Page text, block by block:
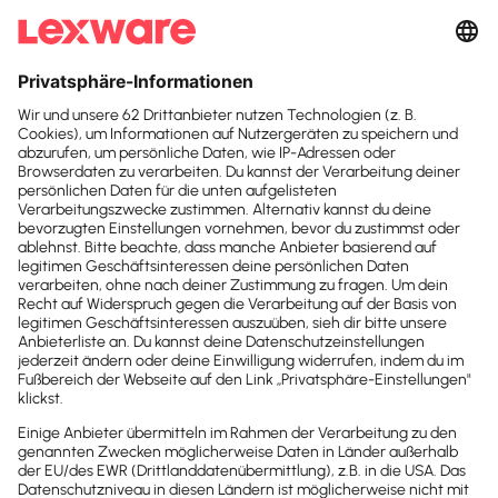
Suchfeld
Suchen
Recruiting in der
Steuerbranche:
Wunschmitarbeiter
finden
Es ist nicht daran zu rütteln: Kanzleien auf der
Suche nach neuen Mitarbeiter:innen bewegen sich